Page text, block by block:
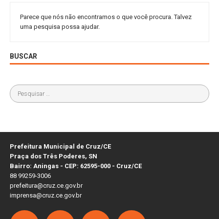
Parece que nós não encontramos o que você procura. Talvez
uma pesquisa possa ajudar.
BUSCAR
Prefeitura Municipal de Cruz/CE
Praça dos Três Poderes, SN
Bairro: Aningas - CEP: 62595-000 - Cruz/CE
88 99259-3006
prefeitura@cruz.ce.gov.br
imprensa@cruz.ce.gov.br